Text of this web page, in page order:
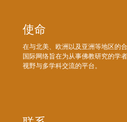
使命
在与北美、欧洲以及亚洲等地区的
国际网络旨在为从事佛教研究的学
视野与多学科交流的平台。